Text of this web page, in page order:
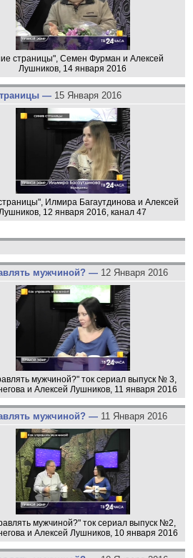
страницы", Семен Фурман и Алексей
Лушников, 14 января 2016
— 15 Января 2016
Илмира Багаутдинова и Алексей
Лушников, 12 января 2016, канал 47
мужчиной? — 12 Января 2016
мужчиной?" ток сериал выпуск № 3,
и Алексей Лушников, 11 января 2016
мужчиной? — 11 Января 2016
мужчиной?" ток сериал выпуск №2,
и Алексей Лушников, 10 января 2016